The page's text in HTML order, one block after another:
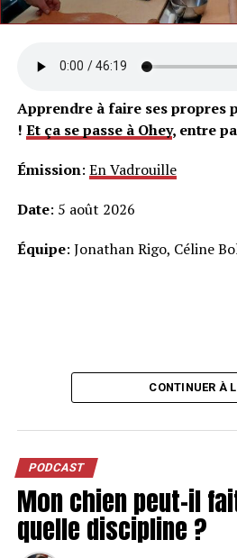
Apprendre à faire ses propres
! Et ça se passe à Ohey, entre
Émission: En Vadrouille
Date: 5 août 2026
Équipe: Jonathan Rigo, Céline
CONTINUER À
PODCAST
Mon chien peut-il
quelle discipline ?